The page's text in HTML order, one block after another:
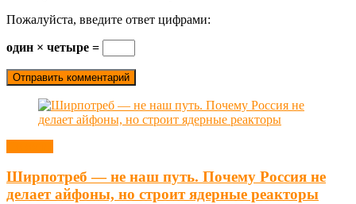
Пожалуйста, введите ответ цифрами:
один × четыре =
Ширпотреб — не наш путь. Почему Россия не
делает айфоны, но строит ядерные реакторы